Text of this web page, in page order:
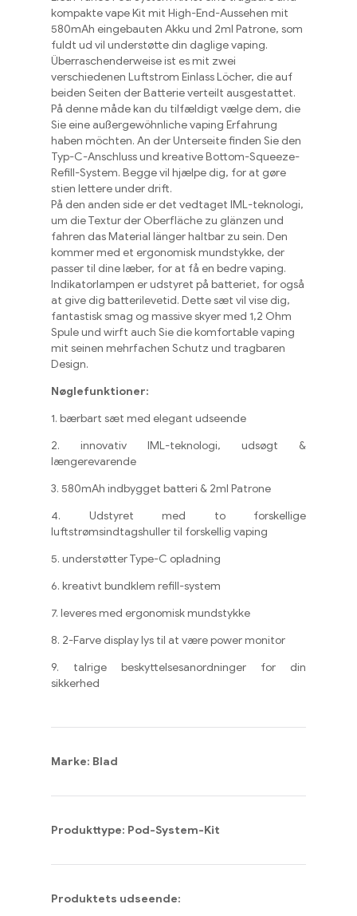
kompakte vape Kit mit High-End-Aussehen mit
580mAh eingebauten Akku und 2ml Patrone, som
fuldt ud vil understøtte din daglige vaping.
Überraschenderweise ist es mit zwei
verschiedenen Luftstrom Einlass Löcher, die auf
beiden Seiten der Batterie verteilt ausgestattet.
På denne måde kan du tilfældigt vælge dem, die
Sie eine außergewöhnliche vaping Erfahrung
haben möchten. An der Unterseite finden Sie den
Typ-C-Anschluss und kreative Bottom-Squeeze-
Refill-System. Begge vil hjælpe dig, for at gøre
stien lettere under drift.
På den anden side er det vedtaget IML-teknologi,
um die Textur der Oberfläche zu glänzen und
fahren das Material länger haltbar zu sein. Den
kommer med et ergonomisk mundstykke, der
passer til dine læber, for at få en bedre vaping.
Indikatorlampen er udstyret på batteriet, for også
at give dig batterilevetid. Dette sæt vil vise dig,
fantastisk smag og massive skyer med 1,2 Ohm
Spule und wirft auch Sie die komfortable vaping
mit seinen mehrfachen Schutz und tragbaren
Design.
Nøglefunktioner:
1. bærbart sæt med elegant udseende
2. innovativ IML-teknologi, udsøgt &
længerevarende
3. 580mAh indbygget batteri & 2ml Patrone
4. Udstyret med to forskellige
luftstrømsindtagshuller til forskellig vaping
5. understøtter Type-C opladning
6. kreativt bundklem refill-system
7. leveres med ergonomisk mundstykke
8. 2-Farve display lys til at være power monitor
9. talrige beskyttelsesanordninger for din
sikkerhed
Marke: Blad
Produkttype: Pod-System-Kit
Produktets udseende: